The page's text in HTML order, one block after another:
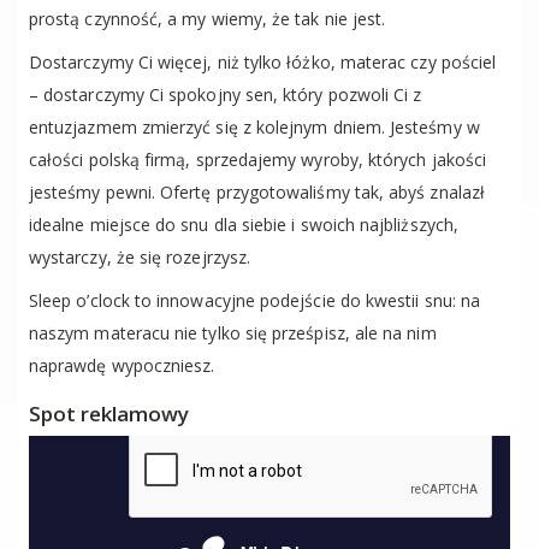
prostą czynność, a my wiemy, że tak nie jest.
Dostarczymy Ci więcej, niż tylko łóżko, materac czy pościel
– dostarczymy Ci spokojny sen, który pozwoli Ci z
entuzjazmem zmierzyć się z kolejnym dniem. Jesteśmy w
całości polską firmą, sprzedajemy wyroby, których jakości
jesteśmy pewni. Ofertę przygotowaliśmy tak, abyś znalazł
idealne miejsce do snu dla siebie i swoich najbliższych,
wystarczy, że się rozejrzysz.
Sleep o’clock to innowacyjne podejście do kwestii snu: na
naszym materacu nie tylko się prześpisz, ale na nim
naprawdę wypoczniesz.
Spot reklamowy